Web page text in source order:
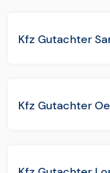
Kfz Gutachter
Kfz Gutachter